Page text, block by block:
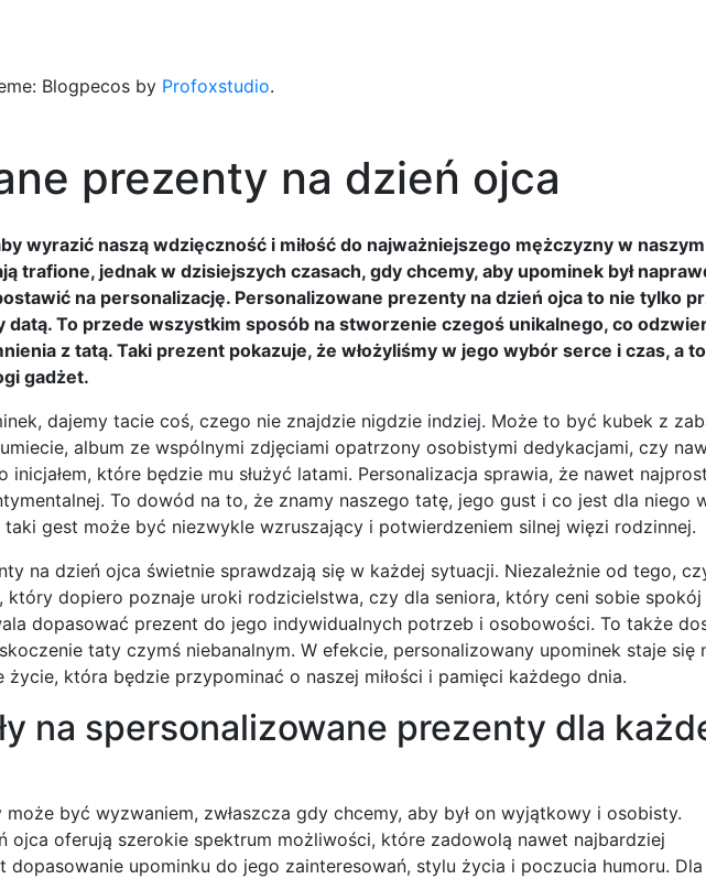
Blogpecos by Profoxstudio.
prezenty na dzień ojca
wyrazić naszą wdzięczność i miłość do najważniejszego mężczyzny w
trafione, jednak w dzisiejszych czasach, gdy chcemy, aby upominek był
na personalizację. Personalizowane prezenty na dzień ojca to nie tylko
To przede wszystkim sposób na stworzenie czegoś unikalnego, co
z tatą. Taki prezent pokazuje, że włożyliśmy w jego wybór serce i czas, a
gadżet.
dajemy tacie coś, czego nie znajdzie nigdzie indziej. Może to być kubek z
album ze wspólnymi zdjęciami opatrzony osobistymi dedykacjami, czy
które będzie mu służyć latami. Personalizacja sprawia, że nawet
To dowód na to, że znamy naszego tatę, jego gust i co jest dla niego
gest może być niezwykle wzruszający i potwierdzeniem silnej więzi rodzinnej.
na dzień ojca świetnie sprawdzają się w każdej sytuacji. Niezależnie od tego,
który dopiero poznaje uroki rodzicielstwa, czy dla seniora, który ceni sobie spokój
dopasować prezent do jego indywidualnych potrzeb i osobowości. To także
taty czymś niebanalnym. W efekcie, personalizowany upominek staje się
życie, która będzie przypominać o naszej miłości i pamięci każdego dnia.
na spersonalizowane prezenty dla
być wyzwaniem, zwłaszcza gdy chcemy, aby był on wyjątkowy i osobisty.
ojca oferują szerokie spektrum możliwości, które zadowolą nawet najbardziej
dopasowanie upominku do jego zainteresowań, stylu życia i poczucia humoru.